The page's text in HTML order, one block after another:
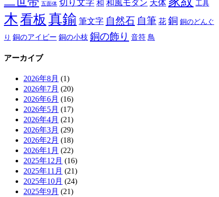
五面体 切り文字 和 和風モダン 天体 工具
木看板 真鍮 筆文字 自然石 自筆 花 銅 銅のどんぐ
り 銅のアイビー 銅の小枝 銅の飾り 音符 鳥
アーカイブ
2026年8月 (1)
2026年7月 (20)
2026年6月 (16)
2026年5月 (17)
2026年4月 (21)
2026年3月 (29)
2026年2月 (18)
2026年1月 (22)
2025年12月 (16)
2025年11月 (21)
2025年10月 (24)
2025年9月 (21)